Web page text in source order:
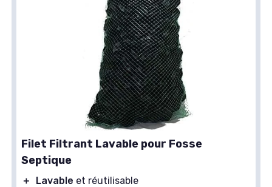
Filet Filtrant Lavable pour Fosse
Septique
＋ Lavable et réutilisable